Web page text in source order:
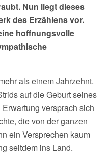
Nun liegt dieses
des Erzählens vor.
hoffnungsvolle
als einem Jahrzehnt.
auf die Geburt seines
versprach sich
die von der ganzen
ein Versprechen kaum
seitdem ins Land.